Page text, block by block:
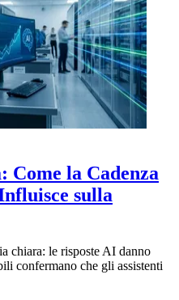
Come la Cadenza
sulla
chiara: le risposte AI danno
confermano che gli assistenti